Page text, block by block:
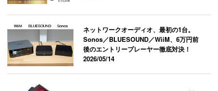
ネットワークオーディオ、最初の1台。
Sonos／BLUESOUND／WiiM、6万円前
後のエントリープレーヤー徹底対決！
2026/05/14